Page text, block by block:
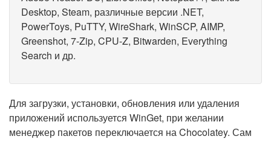
Desktop, Steam, различные версии .NET,
PowerToys, PuTTY, WireShark, WinSCP, AIMP,
Greenshot, 7-Zip, CPU-Z, Bitwarden, Everything
Search и др.
Для загрузки, установки, обновления или удаления
приложений используется WinGet, при желании
менеджер пакетов переключается на Chocolatey. Сам